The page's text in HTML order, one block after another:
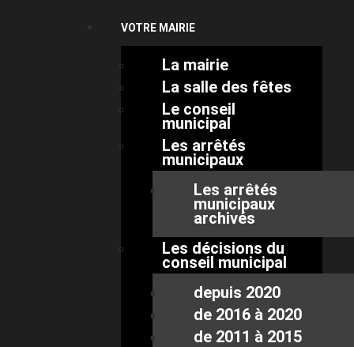
VOTRE MAIRIE
La mairie
La salle des fêtes
Le conseil
municipal
Les arrêtés
municipaux
Les arrêtés
municipaux
archivés
Les décisions du
conseil municipal
depuis 2020
de 2016 à 2020
de 2011 à 2015